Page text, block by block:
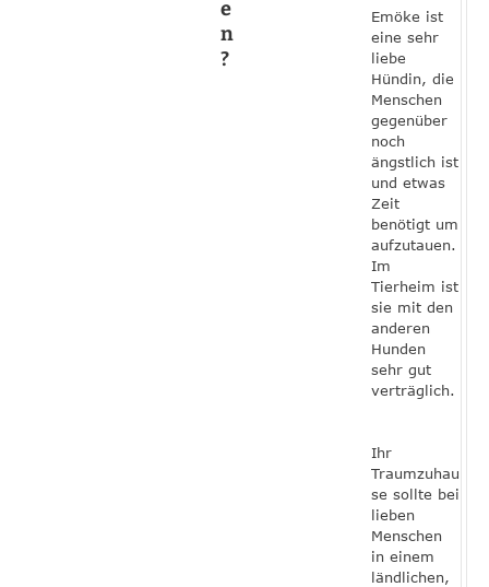
Emöke ist
eine sehr
liebe
Hündin, die
Menschen
gegenüber
noch
ängstlich ist
und etwas
Zeit
benötigt um
aufzutauen.
Im
Tierheim ist
sie mit den
anderen
Hunden
sehr gut
verträglich.
Ihr
Traumzuhau
se sollte bei
lieben
Menschen
in einem
ländlichen,
e
n
?